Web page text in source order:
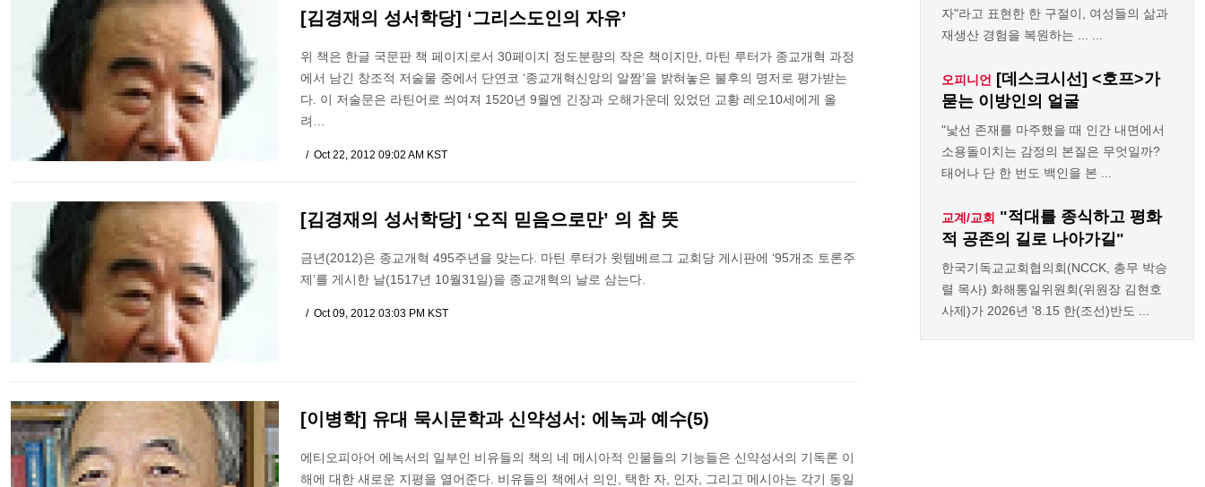
[김경재의 성서학당] ‘그리스도인의 자유’
위 책은 한글 국문판 책 페이지로서 30페이지 정도분량의 작은 책이지만, 마틴 루터가 종교개혁 과정
에서 남긴 창조적 저술물 중에서 단연코 ‘종교개혁신앙의 알짬’을 밝혀놓은 불후의 명저로 평가받는
다. 이 저술문은 라틴어로 씌여져 1520년 9월엔 긴장과 오해가운데 있었던 교황 레오10세에게 올
려…
Oct 22, 2012 09:02 AM KST
[김경재의 성서학당] ‘오직 믿음으로만’ 의 참 뜻
금년(2012)은 종교개혁 495주년을 맞는다. 마틴 루터가 윗템베르그 교회당 게시판에 ‘95개조 토론주
제’를 게시한 날(1517년 10월31일)을 종교개혁의 날로 삼는다.
Oct 09, 2012 03:03 PM KST
[이병학] 유대 묵시문학과 신약성서: 에녹과 예수(5)
에티오피아어 에녹서의 일부인 비유들의 책의 네 메시아적 인물들의 기능들은 신약성서의 기독론 이
해에 대한 새로운 지평을 열어준다. 비유들의 책에서 의인, 택한 자, 인자, 그리고 메시아는 각기 동일
자"라고 표현한 한 구절이, 여성들의 삶과
재생산 경험을 복원하는 ... ...
오피니언
[데스크시선] <호프>가
묻는 이방인의 얼굴
"낯선 존재를 마주했을 때 인간 내면에서
소용돌이치는 감정의 본질은 무엇일까?
태어나 단 한 번도 백인을 본 ...
교계/교회 "적대를 종식하고 평화
적 공존의 길로 나아가길"
한국기독교교회협의회(NCCK, 총무 박승
렬 목사) 화해통일위원회(위원장 김현호
사제)가 2026년 '8.15 한(조선)반도 ...